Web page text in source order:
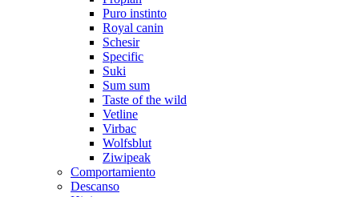
Puro instinto
Royal canin
Schesir
Specific
Suki
Sum sum
Taste of the wild
Vetline
Virbac
Wolfsblut
Ziwipeak
Comportamiento
Descanso